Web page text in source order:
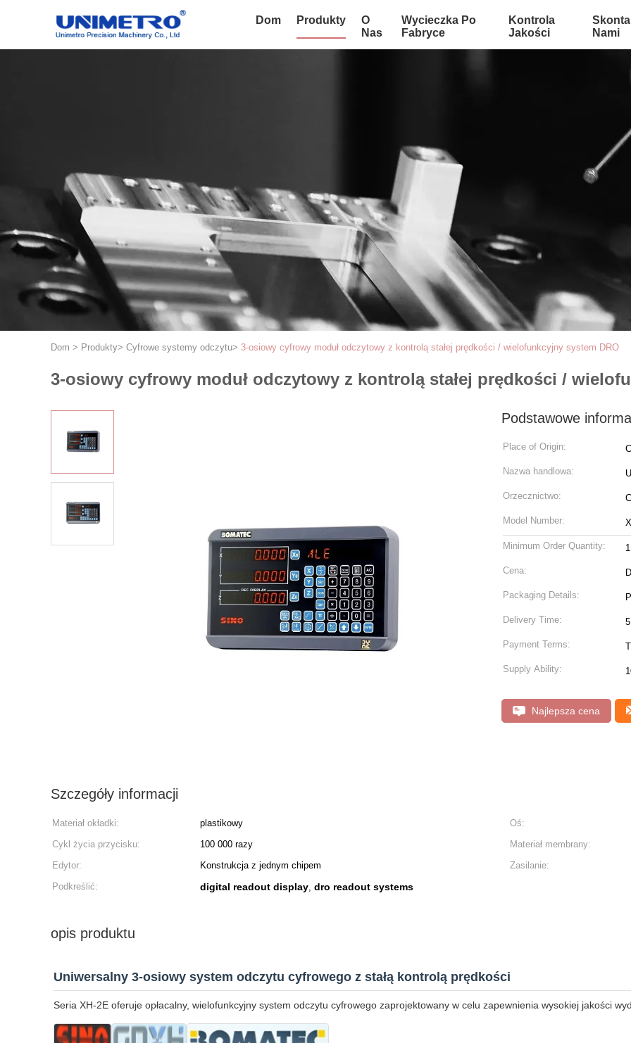
Dom Produkty
O
Nas
Wycieczka Po
Fabryce
Kontrola
Jakości
Nami
Dom > Produkty> Cyfrowe systemy odczytu> 3-osiowy cyfrowy moduł odczytowy z kontrolą stałej prędkości / wielofunkcyjny system DRO
3-osiowy cyfrowy moduł odczytowy z kontrolą stałej prędkości /
Podstawowe
Place of Origin:
Nazwa handlowa:
Orzecznictwo:
Model Number:
Minimum Order Quantity: 1
Cena:
Packaging Details:
Delivery Time:
Payment Terms:
Supply Ability:
Najlepsza cena
Szczegóły informacji
Materiał okładki: plastikowy Oś:
Cykl życia przycisku:
100 000 razy Materiał membrany:
Edytor:
Konstrukcja z jednym chipem Zasilanie:
Podkreślić:
digital readout display, dro readout systems
opis produktu
Uniwersalny 3-osiowy system odczytu cyfrowego z stałą kontrolą prędkości
Seria XH-2E oferuje opłacalny, wielofunkcyjny system odczytu cyfrowego zaprojektowany w celu zapewnienia wysokiej jakości